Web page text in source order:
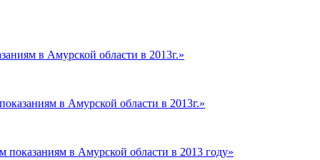
в Амурской области в 2013г.»
в Амурской области в 2013г.»
в Амурской области в 2013 году»